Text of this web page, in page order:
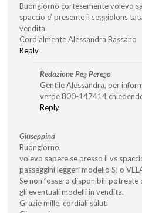
Buongiorno cortesemente volevo
spaccio e’ presente il seggiolons
vendita.
Cordialmente Alessandra Bassano
Reply
Redazione Peg Perego
Gentile Alessandra, per
verde 800-147414
Reply
Giuseppina
Buongiorno,
volevo sapere se presso il vs
passeggini leggeri modello SI o
Se non fossero disponibili potreste
gli eventuali modelli in vendita.
Grazie mille, cordiali saluti